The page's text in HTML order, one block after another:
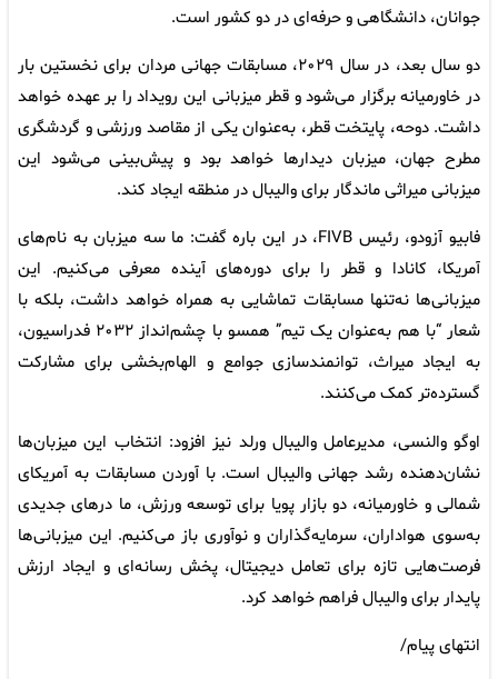
جوانان، دانشگاهی و حرفه‌ای در دو کشور است.
دو سال بعد، در سال ۲۰۲۹، مسابقات جهانی مردان برای نخستین بار
در خاورمیانه برگزار می‌شود و قطر میزبانی این رویداد را بر عهده خواهد
داشت. دوحه، پایتخت قطر، به‌عنوان یکی از مقاصد ورزشی و گردشگری
مطرح جهان، میزبان دیدارها خواهد بود و پیش‌بینی می‌شود این
میزبانی میراثی ماندگار برای والیبال در منطقه ایجاد کند.
فابیو آزودو، رئیس FIVB، در این باره گفت: ما سه میزبان به نام‌های
آمریکا، کانادا و قطر را برای دوره‌های آینده معرفی می‌کنیم. این
میزبانی‌ها نه‌تنها مسابقات تماشایی به همراه خواهد داشت، بلکه با
شعار “با هم به‌عنوان یک تیم” همسو با چشم‌انداز ۲۰۳۲ فدراسیون،
به ایجاد میراث، توانمندسازی جوامع و الهام‌بخشی برای مشارکت
گسترده‌تر کمک می‌کنند.
اوگو والنسی، مدیرعامل والیبال ورلد نیز افزود: انتخاب این میزبان‌ها
نشان‌دهنده رشد جهانی والیبال است. با آوردن مسابقات به آمریکای
شمالی و خاورمیانه، دو بازار پویا برای توسعه ورزش، ما درهای جدیدی
به‌سوی هواداران، سرمایه‌گذاران و نوآوری باز می‌کنیم. این میزبانی‌ها
فرصت‌هایی تازه برای تعامل دیجیتال، پخش رسانه‌ای و ایجاد ارزش
پایدار برای والیبال فراهم خواهد کرد.
انتهای پیام/